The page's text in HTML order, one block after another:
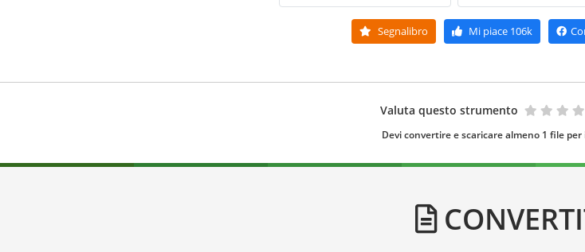
Segnalibro Mi piace 106k
Valuta questo strumento
Devi convertire e scaricare almeno 1 file